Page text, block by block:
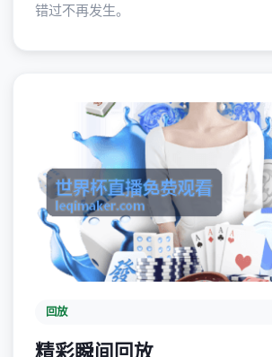
错过不再发生。
回放
精彩瞬间回放